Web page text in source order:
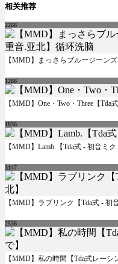
相关推荐
2268
【MMD】まっさらブルージーン
1288
【MMD】One・Two・Three【Tda
1836
【MMD】Lamb.【Tda式 - 初音ミ
3147
【MMD】ラブリンク【Tda式 - 初
2536
【MMD】私の時間【Tda式レーシ